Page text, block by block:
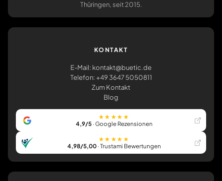
Thüringen, seit 2015.
KONTAKT
E-Mail: kontakt@buetic.de
Telefon: +49 3647 5050811
Zum Kontakt
Blog
★★★★★
4,9/5· Google Rezensionen
★★★★★
4,98/5,00· Trustami Bewertungen